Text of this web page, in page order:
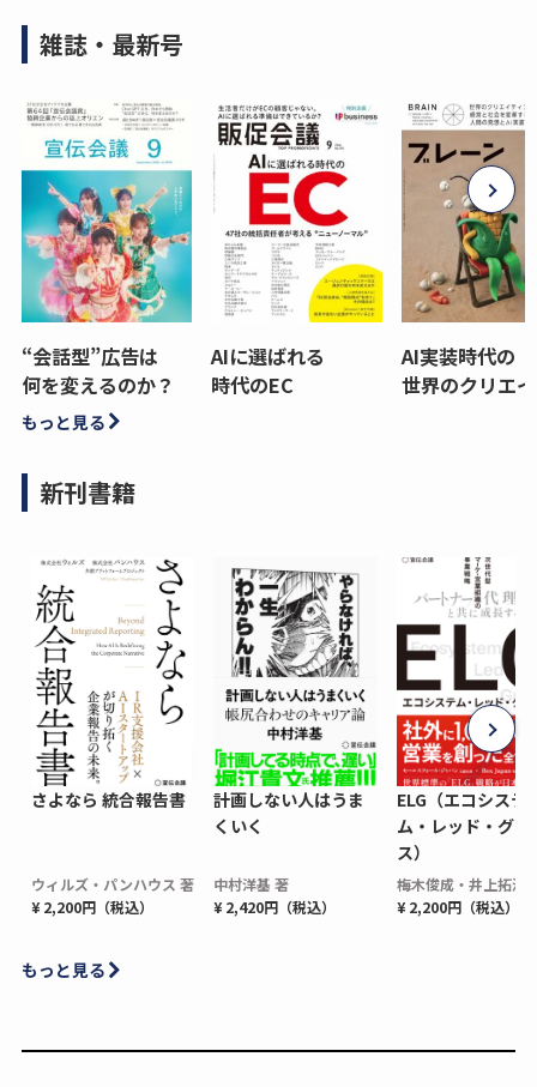
雑誌・最新号
“会話型”広告は
何を変えるのか？
AIに選ばれる
時代のEC
AI実装時代の
世界のクリエ
もっと見る
新刊書籍
さよなら 統合報告書
ウィルズ・パンハウス 著
¥ 2,200円（税込）
計画しない人はうま
くいく
中村洋基 著
¥ 2,420円（税込）
ELG（エコシステ
ム・レッド・グロ
ス）
梅木俊成・井上拓海
¥ 2,200円（税込）
もっと見る